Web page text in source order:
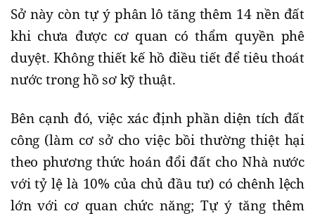
Sở này còn tự ý phân lô tăng thêm 14 nền đất
khi chưa được cơ quan có thẩm quyền phê
duyệt. Không thiết kế hồ điều tiết để tiêu thoát
nước trong hồ sơ kỹ thuật.
Bên cạnh đó, việc xác định phần diện tích đất
công (làm cơ sở cho việc bồi thường thiệt hại
theo phương thức hoán đổi đất cho Nhà nước
với tỷ lệ là 10% của chủ đầu tư) có chênh lệch
lớn với cơ quan chức năng; Tự ý tăng thêm